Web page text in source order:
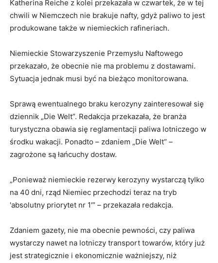
Katherina Reiche z kolei przekazała w czwartek, że w tej
chwili w Niemczech nie brakuje nafty, gdyż paliwo to jest
produkowane także w niemieckich rafineriach.
Niemieckie Stowarzyszenie Przemysłu Naftowego
przekazało, że obecnie nie ma problemu z dostawami.
Sytuacja jednak musi być na bieżąco monitorowana.
Sprawą ewentualnego braku kerozyny zainteresował się
dziennik „Die Welt”. Redakcja przekazała, że branża
turystyczna obawia się reglamentacji paliwa lotniczego w
środku wakacji. Ponadto – zdaniem „Die Welt” –
zagrożone są łańcuchy dostaw.
„Ponieważ niemieckie rezerwy kerozyny wystarczą tylko
na 40 dni, rząd Niemiec przechodzi teraz na tryb
'absolutny priorytet nr 1′” – przekazała redakcja.
Zdaniem gazety, nie ma obecnie pewności, czy paliwa
wystarczy nawet na lotniczy transport towarów, który już
jest strategicznie i ekonomicznie ważniejszy, niż